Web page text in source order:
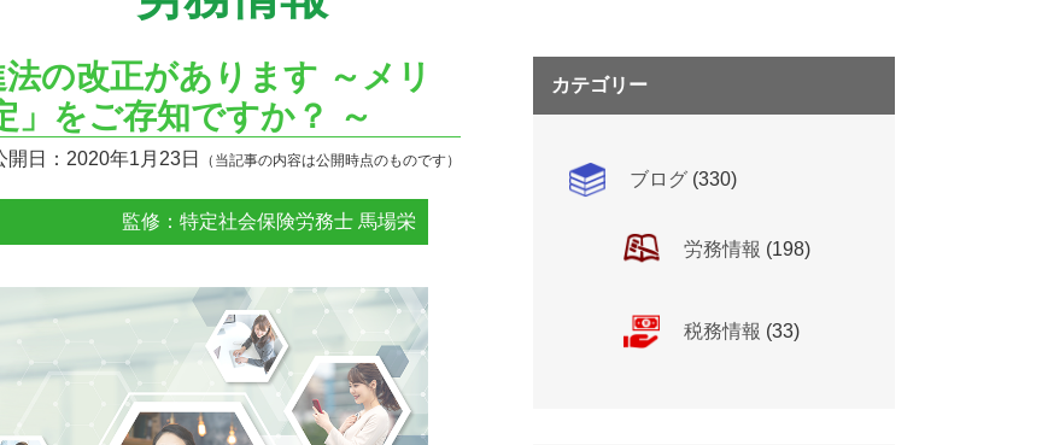
法の改正があります ～メリ
」をご存知ですか？ ～
開日：2020年1月23日 （当記事の内容は公開時点のものです）
監修：特定社会保険労務士 馬場栄
カテゴリー
ブログ (330)
労務情報 (198)
税務情報 (33)